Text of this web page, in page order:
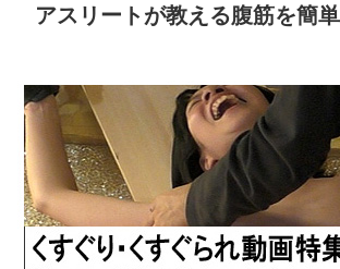
アスリートが教える腹筋を簡